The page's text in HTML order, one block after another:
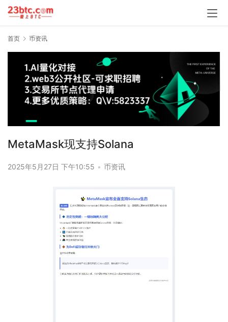
首页 币资讯
MetaMask现支持Solana
2025年5月27日 下午10:55 • 币资讯